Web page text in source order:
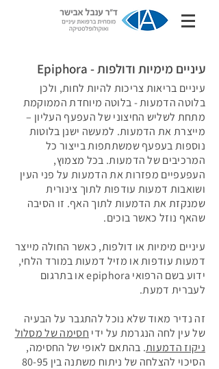
עיניים מימיות ודולפות - Epiphora
עיניים בריאות צריכות להיות לחות, ולכן
בלוטה הדמעות - בלוטה מיוחדת הממוקמת
מתחת לשליש החיצוני של העפעף העליון –
מייצרת את הדמעות. למעשה ישנן בלוטות
נוספות בעפעף שמשתתפות בייצור כל
המרכיבים של הדמעות. בכל מצמוץ,
העפעפיים מפזרות את הדמעות על פני העין
ושואבות דמעות עודפות לתוך צינורית
שמנקזת את הדמעות לתוך האף. זו הסיבה
שהאף נוזל כאשר בוכים.
עיניים מימיות או דולפות, כאשר החולה מייצר
דמעות עודפות או מזיל דמעות במורד הלחי,
ידוע בשם הרפואי epiphora או בתרגום
לעברית דמעת.
זה נדיר מאוד שלא נוכל להתגבר על הבעיה
של עין לחה הנגרמת על ידי חסימה של מסלול
ניקוז הדמעות. בהתאם לאופי של החסימה,
הסיכוי להצלחה של ניתוח משתנה בין 80-95